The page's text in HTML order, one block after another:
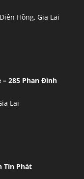
Hồng, Gia Lai
285 Phan Đình
Lai
Tín Phát